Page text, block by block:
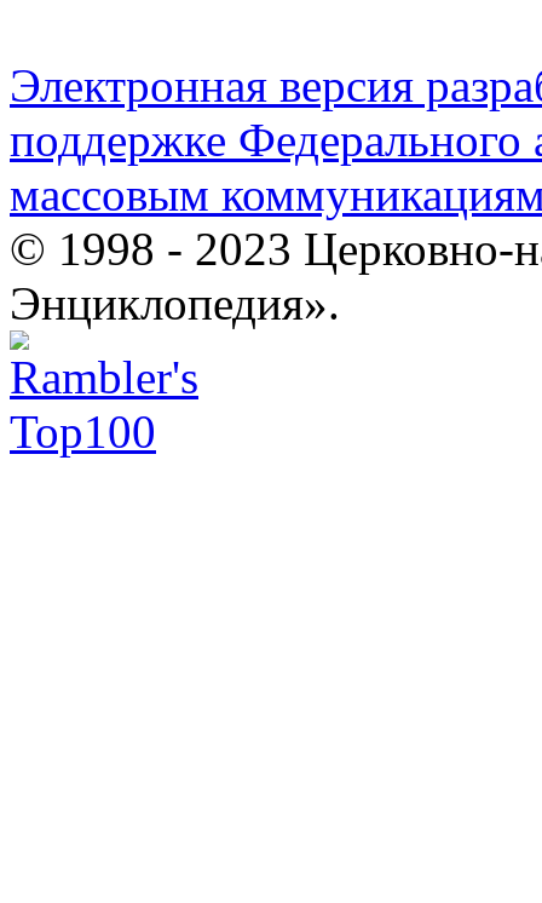
Электронная версия
поддержке Федерального
массовым
© 1998 - 2023 Церковно-
Энциклопедия».